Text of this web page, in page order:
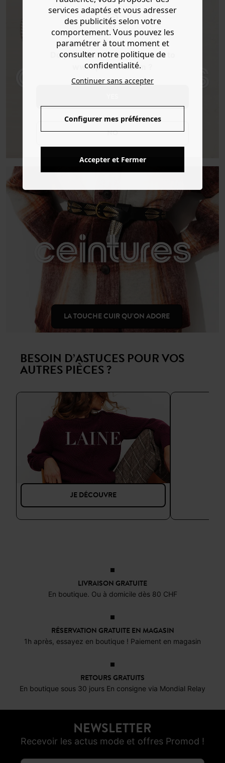
Do you want to be redirected to
www.promod.com ?
NO
LA TOUCHE CUIR QU’ON ADORE
BESOIN D’ASTUCES POUR VOS
AUTRES PIÈCES ?
JE DÉCOUVRE
LIVRAISON GRATUITE
En boutique. Ou à domicile dès 80 CHF
RÉSERVATION GRATUITE EN MAGASIN
1h après, essayez en boutique ! Paiement en magasin
RETOURS GRATUITS
En boutique sous 30 jours En consigne via Mondial Relay
NEWSLETTER
Recevoir les actus mode et offres Promod !
services adaptés et vous adresser
des publicités selon votre
comportement. Vous pouvez les
paramétrer à tout moment et
consulter notre politique de
confidentialité.
Continuer sans accepter
Configurer mes préférences
Accepter et Fermer